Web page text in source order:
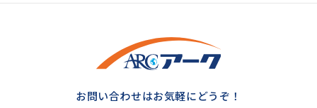
お問い合わせはお気軽にどうぞ！